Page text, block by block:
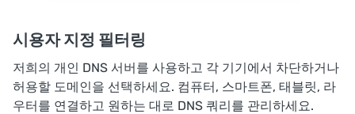
시용자 지정 필터링
저희의 개인 DNS 서버를 사용하고 각 기기에서 차단하거나
허용할 도메인을 선택하세요. 컴퓨터, 스마트폰, 태블릿, 라
우터를 연결하고 원하는 대로 DNS 쿼리를 관리하세요.